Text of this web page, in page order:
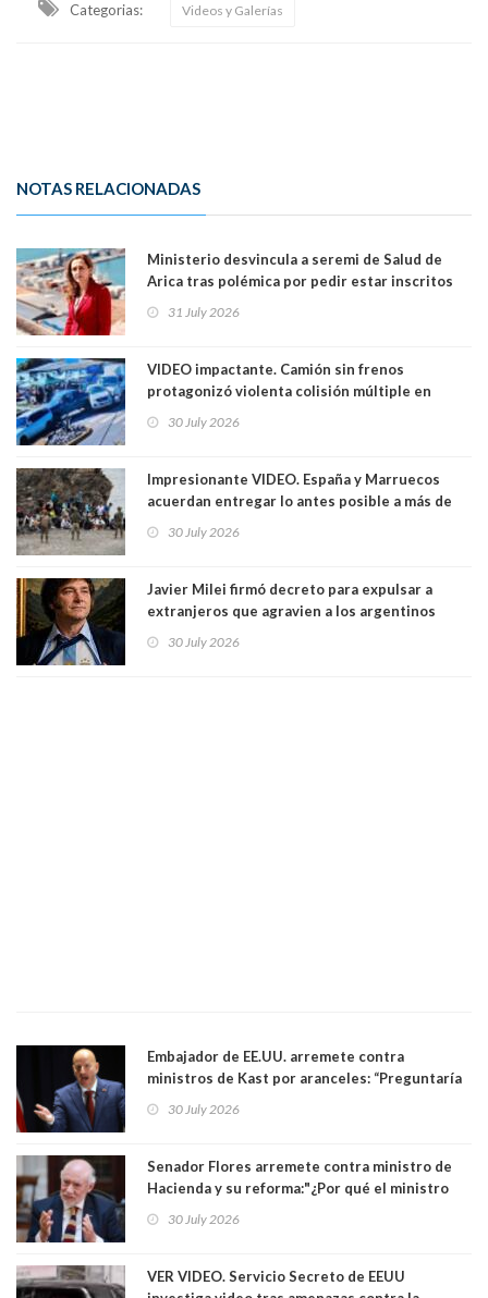
Categorias: Videos y Galerías
NOTAS RELACIONADAS
Ministerio desvincula a seremi de Salud de
Arica tras polémica por pedir estar inscritos
en el Partido Republicano para un cupo laboral.
Ya son 29 seremis despedidos desde el 11 de
31 July 2026
VIDEO impactante. Camión sin frenos
protagonizó violenta colisión múltiple en
Cartagena: 13 lesionados y dos heridos graves
30 July 2026
Impresionante VIDEO. España y Marruecos
acuerdan entregar lo antes posible a más de
dos mil personas que ingresaron como
avalancha y de manera irregular a territorio
30 July 2026
Javier Milei firmó decreto para expulsar a
extranjeros que agravien a los argentinos
luego del mundial
30 July 2026
Embajador de EE.UU. arremete contra
ministros de Kast por aranceles: “Preguntaría
si ese ministro realmente ha leído el Tratado.
Yo diría que no”
30 July 2026
Senador Flores arremete contra ministro de
Hacienda y su reforma:"¿Por qué el ministro
Quiroz se empecina en favorecer a municipios
más ricos, pasándole la aplanadora a los
30 July 2026
VER VIDEO. Servicio Secreto de EEUU